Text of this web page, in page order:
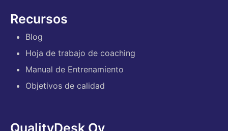
Recursos
Blog
Hoja de trabajo de coaching
Manual de Entrenamiento
Objetivos de calidad
QualityDesk Oy